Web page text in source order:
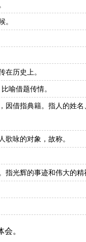
。
在历史上。
喻借题传情。
因借指典籍。指人的姓
歌咏的对象，故称。
指光辉的事迹和伟大的
。